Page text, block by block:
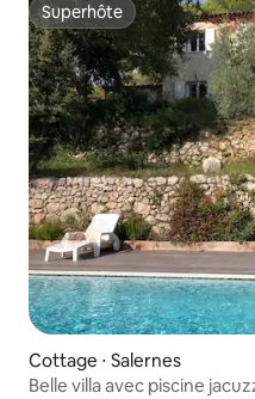
Superhôte
Superhôte
Cottage ⋅ Salernes
Belle villa avec piscine